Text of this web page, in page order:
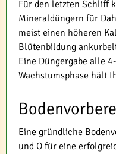
Für den letzten Schliff
Mineraldüngern für
meist einen höheren
Blütenbildung
Eine Düngergabe alle
Wachstumsphase hält
Eine gründliche
und O für eine